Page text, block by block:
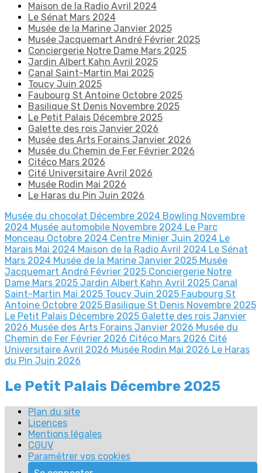
Maison de la Radio Avril 2024
Le Sénat Mars 2024
Musée de la Marine Janvier 2025
Musée Jacquemart André Février 2025
Conciergerie Notre Dame Mars 2025
Jardin Albert Kahn Avril 2025
Canal Saint-Martin Mai 2025
Toucy Juin 2025
Faubourg St Antoine Octobre 2025
Basilique St Denis Novembre 2025
Le Petit Palais Décembre 2025
Galette des rois Janvier 2026
Musée des Arts Forains Janvier 2026
Musée du Chemin de Fer Février 2026
Citéco Mars 2026
Cité Universitaire Avril 2026
Musée Rodin Mai 2026
Le Haras du Pin Juin 2026
Musée du chocolat Décembre 2024 Bowling Novembre
2024 Musée automobile Novembre 2024 Le Parc
Monceau Octobre 2024 Centre Minier Juin 2024 Le
Marais Mai 2024 Maison de la Radio Avril 2024 Le Sénat
Mars 2024 Musée de la Marine Janvier 2025 Musée
Jacquemart André Février 2025 Conciergerie Notre
Dame Mars 2025 Jardin Albert Kahn Avril 2025 Canal
Saint-Martin Mai 2025 Toucy Juin 2025 Faubourg St
Antoine Octobre 2025 Basilique St Denis Novembre 2025
Le Petit Palais Décembre 2025 Galette des rois Janvier
2026 Musée des Arts Forains Janvier 2026 Musée du
Chemin de Fer Février 2026 Citéco Mars 2026 Cité
Universitaire Avril 2026 Musée Rodin Mai 2026 Le Haras
du Pin Juin 2026
Le Petit Palais Décembre 2025
Plan du site
Licences
Mentions légales
CGUV
Paramétrer vos cookies